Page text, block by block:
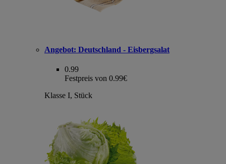
Angebot: Deutschland - Eisbergsalat
0.99
Festpreis von 0.99€
Klasse I, Stück